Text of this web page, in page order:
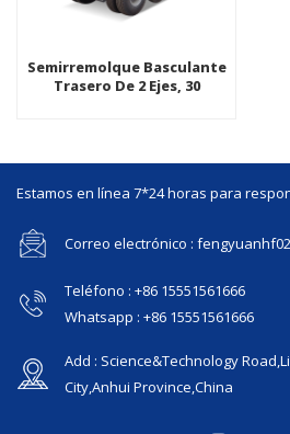
Semirremolque Basculante
Trasero De 2 Ejes, 30
Estamos en línea 7*24 horas para
Correo electrónico :
Teléfono : +86 15551561666
Whatsapp : +86 15551561666
Add : Science&Technology
City,Anhui Province,China